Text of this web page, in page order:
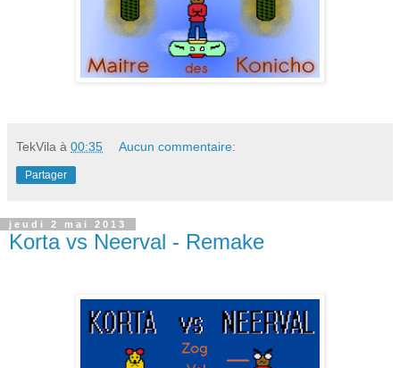
TekVila à 00:35 Aucun commentaire:
Partager
jeudi 2 mai 2013
Korta vs Neerval - Remake